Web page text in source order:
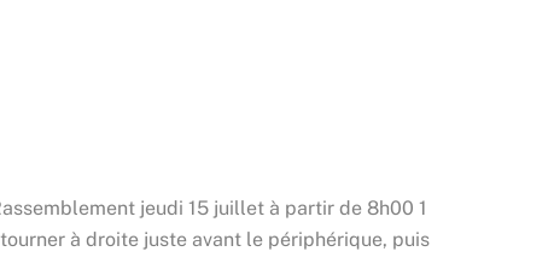
jeudi 15 juillet à partir de 8h00 1
à droite juste avant le périphérique, puis